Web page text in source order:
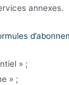
annexes.
» ;
» ;